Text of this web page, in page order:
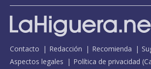
Contacto Redacción Recomienda
Aspectos legales
Política de privacidad (